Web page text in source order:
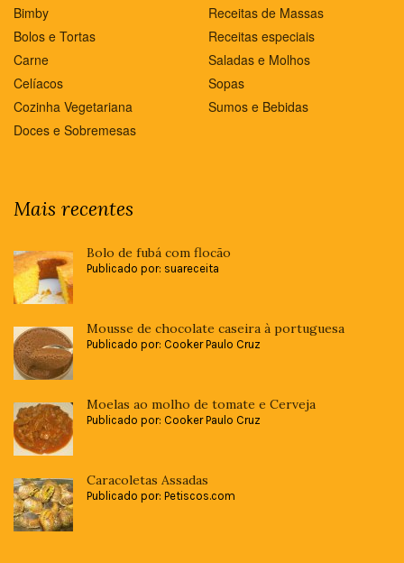
Bimby
Bolos e Tortas
Carne
Celíacos
Cozinha Vegetariana
Doces e Sobremesas
Receitas de Massas
Receitas especiais
Saladas e Molhos
Sopas
Sumos e Bebidas
Mais recentes
Bolo de fubá com flocão
Publicado por: suareceita
Mousse de chocolate caseira à portuguesa
Publicado por: Cooker Paulo Cruz
Moelas ao molho de tomate e Cerveja
Publicado por: Cooker Paulo Cruz
Caracoletas Assadas
Publicado por: Petiscos.com